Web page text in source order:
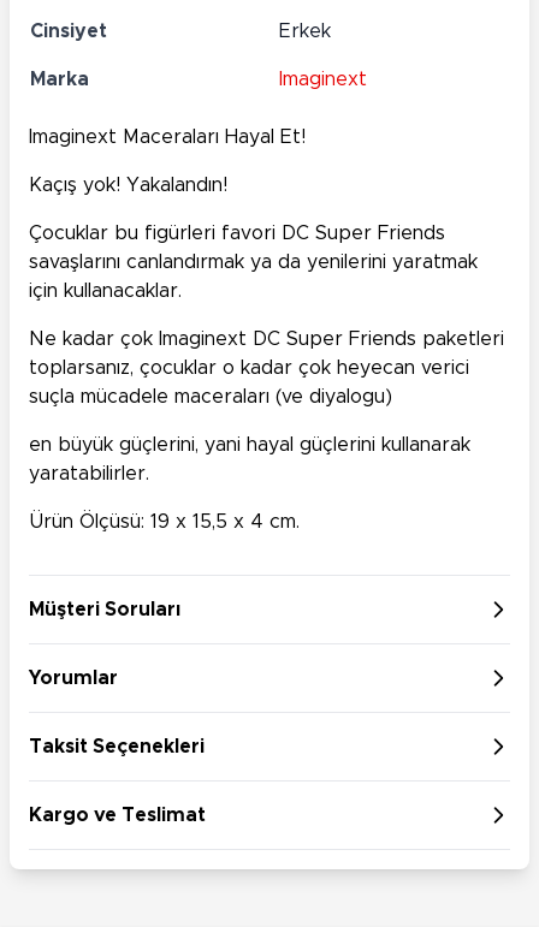
Cinsiyet Erkek
Marka Imaginext
Imaginext Maceraları Hayal Et!
Kaçış yok! Yakalandın!
Çocuklar bu figürleri favori DC Super Friends
savaşlarını canlandırmak ya da yenilerini yaratmak
için kullanacaklar.
Ne kadar çok Imaginext DC Super Friends paketleri
toplarsanız, çocuklar o kadar çok heyecan verici
suçla mücadele maceraları (ve diyalogu)
en büyük güçlerini, yani hayal güçlerini kullanarak
yaratabilirler.
Ürün Ölçüsü: 19 x 15,5 x 4 cm.
Müşteri Soruları
Yorumlar
Taksit Seçenekleri
Kargo ve Teslimat